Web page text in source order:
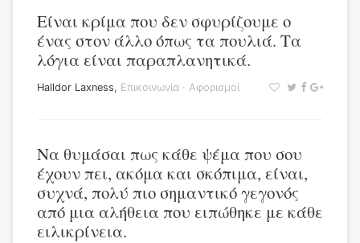
Είναι κρίμα που δεν σφυρίζουμε ο
ένας στον άλλο όπως τα πουλιά. Τα
λόγια είναι παραπλανητικά.
Halldor Laxness, Επικοινωνία · Αφορισμοί
Να θυμάσαι πως κάθε ψέμα που σου
έχουν πει, ακόμα και σκόπιμα, είναι,
συχνά, πολύ πιο σημαντικό γεγονός
από μια αλήθεια που ειπώθηκε με κάθε
ειλικρίνεια.